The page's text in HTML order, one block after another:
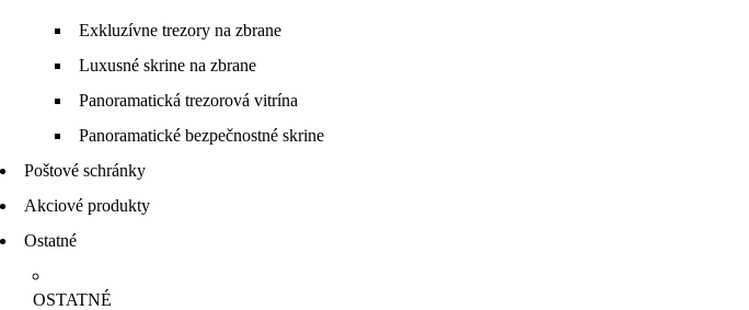
Exkluzívne trezory na zbrane
Luxusné skrine na zbrane
Panoramatická trezorová vitrína
Panoramatické bezpečnostné skrine
Poštové schránky
Akciové produkty
Ostatné
OSTATNÉ